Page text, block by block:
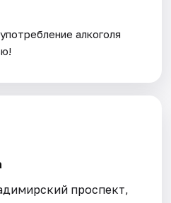
алкоголя
проспект,